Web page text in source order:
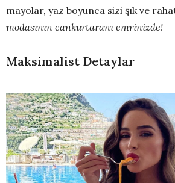
mayolar, yaz boyunca sizi şık ve
modasının cankurtaranı emrinizde!
Maksimalist Detaylar